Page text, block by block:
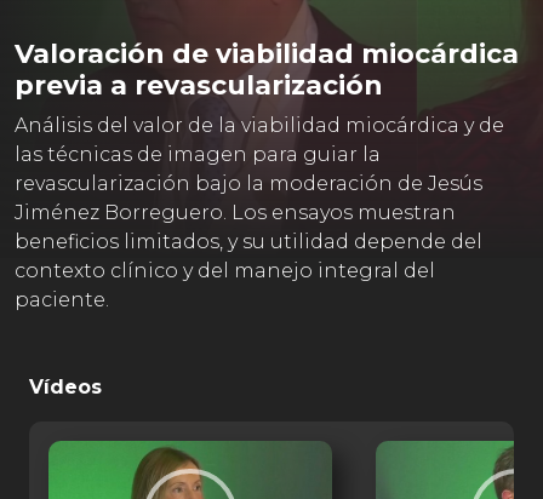
Valoración de viabilidad miocárdica
previa a revascularización
Análisis del valor de la viabilidad miocárdica y de
las técnicas de imagen para guiar la
revascularización bajo la moderación de Jesús
Jiménez Borreguero. Los ensayos muestran
beneficios limitados, y su utilidad depende del
contexto clínico y del manejo integral del
paciente.
Vídeos